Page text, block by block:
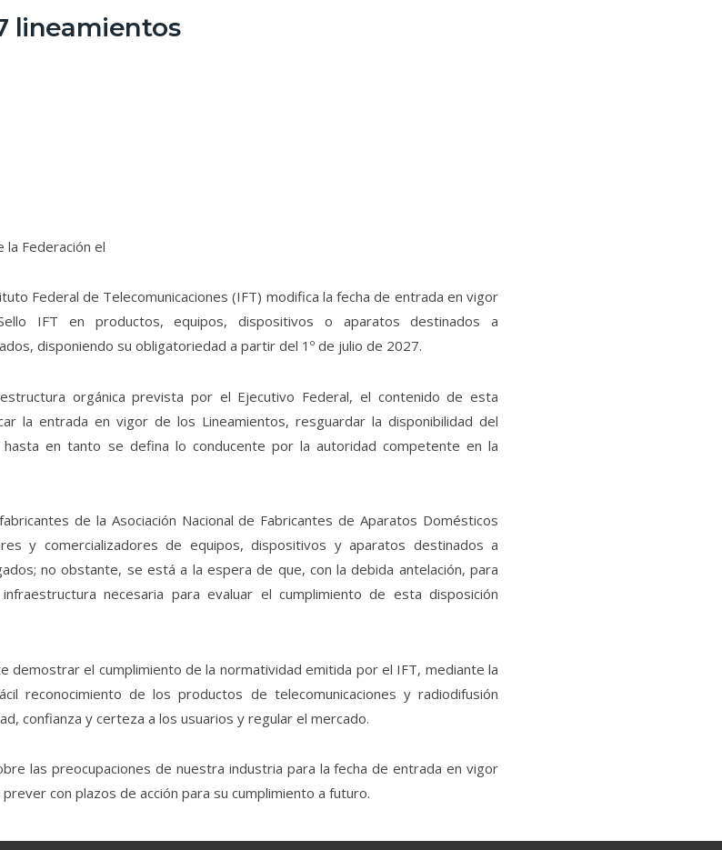
lineamientos
la Federación el
Federal de Telecomunicaciones (IFT) modifica la fecha de entrada en vigor
IFT en productos, equipos, dispositivos o aparatos destinados a
disponiendo su obligatoriedad a partir del 1º de julio de 2027.
orgánica prevista por el Ejecutivo Federal, el contenido de esta
la entrada en vigor de los Lineamientos, resguardar la disponibilidad del
en tanto se defina lo conducente por la autoridad competente en la
de la Asociación Nacional de Fabricantes de Aparatos Domésticos
y comercializadores de equipos, dispositivos y aparatos destinados a
no obstante, se está a la espera de que, con la debida antelación, para
necesaria para evaluar el cumplimiento de esta disposición
demostrar el cumplimiento de la normatividad emitida por el IFT, mediante la
reconocimiento de los productos de telecomunicaciones y radiodifusión
confianza y certeza a los usuarios y regular el mercado.
las preocupaciones de nuestra industria para la fecha de entrada en vigor
con plazos de acción para su cumplimiento a futuro.